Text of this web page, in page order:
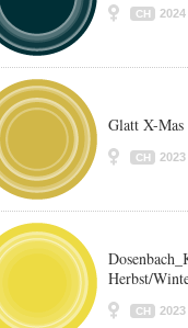
CH 2024
Glatt X-Mas
CH 2023
Herbst/
CH 2023